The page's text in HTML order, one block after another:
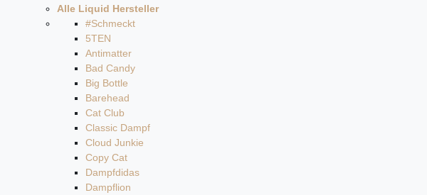
Alle Liquid Hersteller
#Schmeckt
5TEN
Antimatter
Bad Candy
Big Bottle
Barehead
Cat Club
Classic Dampf
Cloud Junkie
Copy Cat
Dampfdidas
Dampflion